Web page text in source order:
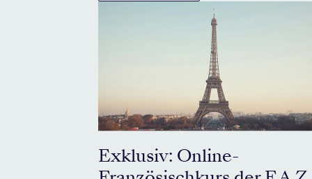
Exklusiv: Online-